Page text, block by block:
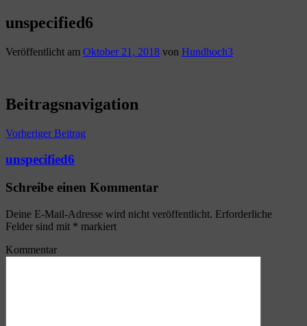
unspecified6
Veröffentlicht am Oktober 21, 2018 von Hundhoch3
Beitragsnavigation
Vorheriger Beitrag
unspecified6
Schreibe einen Kommentar
Deine E-Mail-Adresse wird nicht veröffentlicht. Erforderliche
Felder sind mit * markiert
Kommentar